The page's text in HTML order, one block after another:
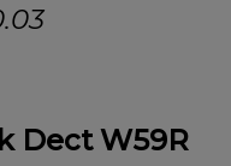
Dect W59R